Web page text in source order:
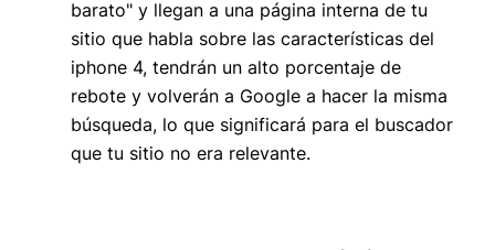
barato" y llegan a una página interna de tu
sitio que habla sobre las características del
iphone 4, tendrán un alto porcentaje de
rebote y volverán a Google a hacer la misma
búsqueda, lo que significará para el buscador
que tu sitio no era relevante.